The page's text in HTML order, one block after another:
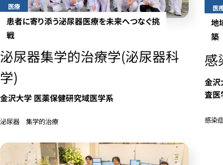
医療
患者に寄り添う泌尿器医療を未来へつなぐ挑
戦
泌尿器集学的治療学(泌尿器科
学)
金沢大学 医薬保健研究域医学系
泌尿器 集学的治療
医
地
築
感
金沢
査医
感染